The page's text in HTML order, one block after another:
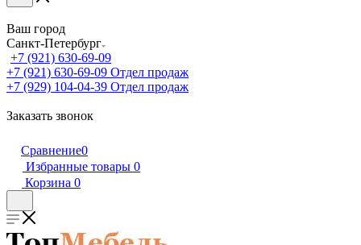
Ваш город
Санкт-Петербург
+7 (921) 630-69-09
+7 (921) 630-69-09 Отдел продаж
+7 (929) 104-04-39 Отдел продаж
Заказать звонок
Сравнение0
Избранные товары 0
Корзина 0